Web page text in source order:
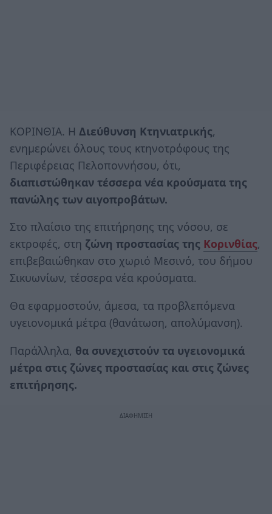
ΚΟΡΙΝΘΙΑ. Η Διεύθυνση Κτηνιατρικής,
ενημερώνει όλους τους κτηνοτρόφους της
Περιφέρειας Πελοποννήσου, ότι,
διαπιστώθηκαν τέσσερα νέα κρούσματα της
πανώλης των αιγοπροβάτων.
Στο πλαίσιο της επιτήρησης της νόσου, σε
εκτροφές, στη ζώνη προστασίας της Κορινθίας,
επιβεβαιώθηκαν στο χωριό Μεσινό, του δήμου
Σικυωνίων, τέσσερα νέα κρούσματα.
Θα εφαρμοστούν, άμεσα, τα προβλεπόμενα
υγειονομικά μέτρα (θανάτωση, απολύμανση).
Παράλληλα, θα συνεχιστούν τα υγειονομικά
μέτρα στις ζώνες προστασίας και στις ζώνες
επιτήρησης.